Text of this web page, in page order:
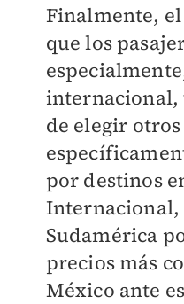
Finalmente,
que los
internacional,
de elegir
por destinos
Internacional,
Sudamérica
precios más
México ante